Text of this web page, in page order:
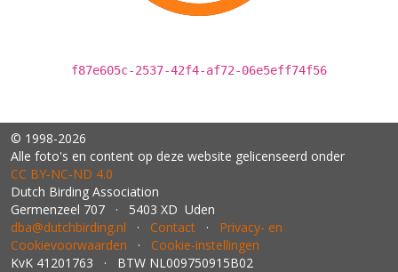
f87e605c-2537-42f4-af72-06e5eff74f56
© 1998-2026
Alle foto's en content op deze website gelicenseerd onder
CC BY‑NC‑ND 4.0
Dutch Birding Association
Germenzeel 707 · 5403 XD Uden
dba@dutchbirding.nl · Contact · Privacy- en
Cookievoorwaarden · Cookie-instellingen
KvK 41201763 · BTW NL009750915B02